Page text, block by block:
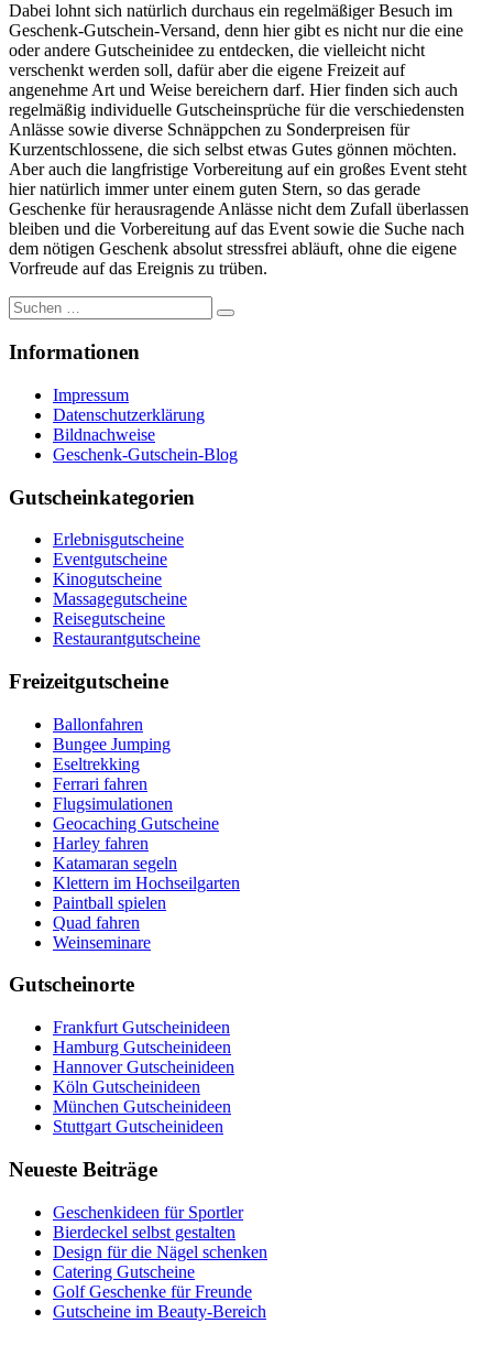
Dabei lohnt sich natürlich durchaus ein regelmäßiger Besuch im
Geschenk-Gutschein-Versand, denn hier gibt es nicht nur die eine
oder andere Gutscheinidee zu entdecken, die vielleicht nicht
verschenkt werden soll, dafür aber die eigene Freizeit auf
angenehme Art und Weise bereichern darf. Hier finden sich auch
regelmäßig individuelle Gutscheinsprüche für die verschiedensten
Anlässe sowie diverse Schnäppchen zu Sonderpreisen für
Kurzentschlossene, die sich selbst etwas Gutes gönnen möchten.
Aber auch die langfristige Vorbereitung auf ein großes Event steht
hier natürlich immer unter einem guten Stern, so das gerade
Geschenke für herausragende Anlässe nicht dem Zufall überlassen
bleiben und die Vorbereitung auf das Event sowie die Suche nach
dem nötigen Geschenk absolut stressfrei abläuft, ohne die eigene
Vorfreude auf das Ereignis zu trüben.
Suche
nach:
Informationen
Impressum
Datenschutzerklärung
Bildnachweise
Geschenk-Gutschein-Blog
Gutscheinkategorien
Erlebnisgutscheine
Eventgutscheine
Kinogutscheine
Massagegutscheine
Reisegutscheine
Restaurantgutscheine
Freizeitgutscheine
Ballonfahren
Bungee Jumping
Eseltrekking
Ferrari fahren
Flugsimulationen
Geocaching Gutscheine
Harley fahren
Katamaran segeln
Klettern im Hochseilgarten
Paintball spielen
Quad fahren
Weinseminare
Gutscheinorte
Frankfurt Gutscheinideen
Hamburg Gutscheinideen
Hannover Gutscheinideen
Köln Gutscheinideen
München Gutscheinideen
Stuttgart Gutscheinideen
Neueste Beiträge
Geschenkideen für Sportler
Bierdeckel selbst gestalten
Design für die Nägel schenken
Catering Gutscheine
Golf Geschenke für Freunde
Gutscheine im Beauty-Bereich